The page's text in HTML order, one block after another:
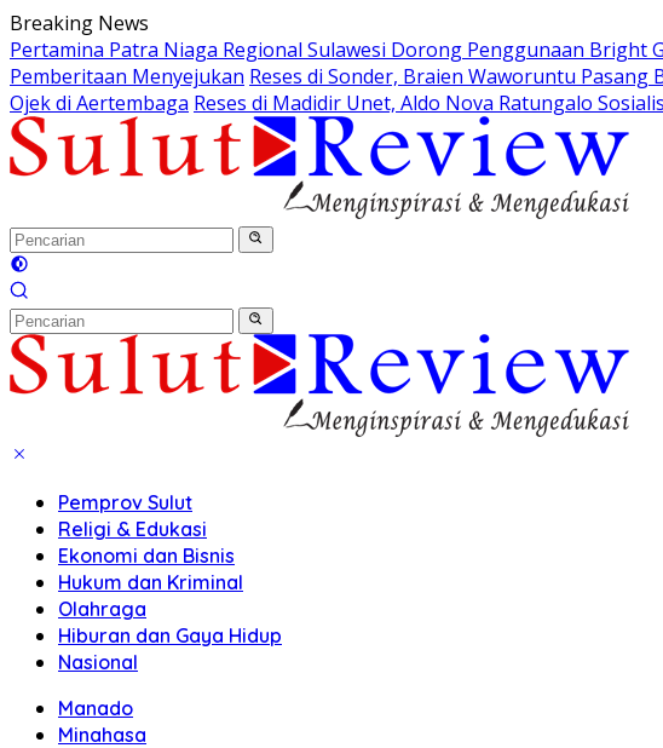
Langsung
ke
konten
Breaking News
Pertamina Patra Niaga Regional Sulawesi Dorong Penggunaan Bright
Pemberitaan Menyejukan Reses di Sonder, Braien Waworuntu Pasang
Ojek di Aertembaga Reses di Madidir Unet, Aldo Nova Ratungalo
Pemprov Sulut
Religi & Edukasi
Ekonomi dan Bisnis
Hukum dan Kriminal
Olahraga
Hiburan dan Gaya Hidup
Nasional
Manado
Minahasa